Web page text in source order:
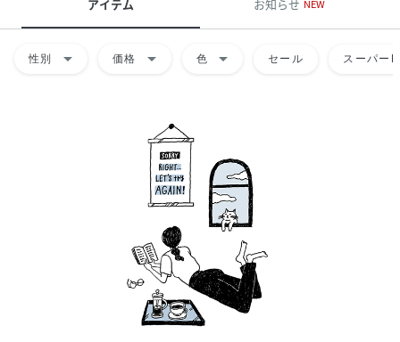
アイテム お知らせ NEW
性別 arrow_drop_down 価格 arrow_drop_down 色 arrow_drop_down セール スーパー